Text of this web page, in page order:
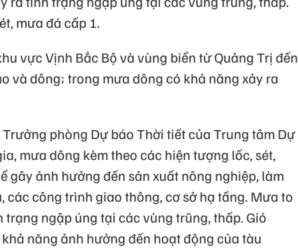
mưa đá cấp 1.
vực Vịnh Bắc Bộ và vùng biển từ Quảng Trị đến
và dông; trong mưa dông có khả năng xảy ra
phòng Dự báo Thời tiết của Trung tâm Dự
mưa dông kèm theo các hiện tượng lốc, sét,
gây ảnh hưởng đến sản xuất nông nghiệp, làm
các công trình giao thông, cơ sở hạ tầng. Mưa to
ngập úng tại các vùng trũng, thấp. Gió
năng ảnh hưởng đến hoạt động của tàu